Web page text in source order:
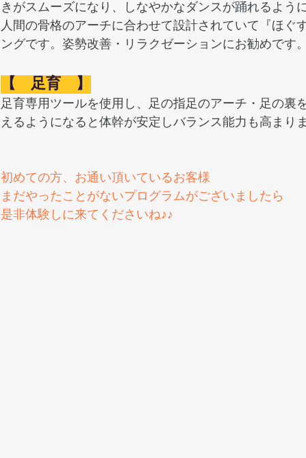
きがスムーズになり、しなやかなダンスが踊れるよう
人間の骨格のアーチに合わせて設計されていて『ほぐ
ングです。姿勢改善・リラクゼーションにお勧めです。
【　足育　】
足育専用ツールを使用し、足の指足のアーチ・足の裏
えるようになると体幹が安定しバランス能力も高まりま
初めての方、お通い頂いているお客様
まだやったことがないプログラムがございましたら
是非体験しに来てくださいね♪♪